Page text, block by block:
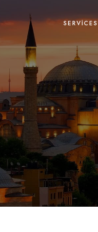
SERVICES